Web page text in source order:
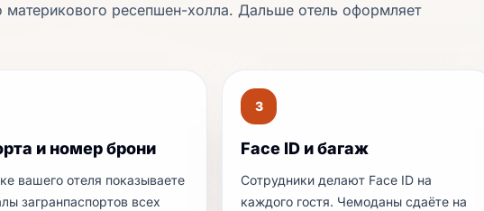
ресепшен-холла. Дальше отель оформляет
и номер брони
вашего отеля показываете
загранпаспортов всех
3
Face ID и багаж
Сотрудники делают Face ID на
каждого гостя. Чемоданы сдаёте на